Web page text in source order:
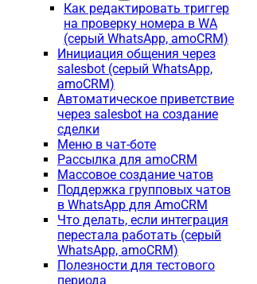
Как редактировать триггер
на проверку номера в WA
(серый WhatsApp, amoCRM)
Инициация общения через
salesbot (серый WhatsApp,
amoCRM)
Автоматическое приветствие
через salesbot на создание
сделки
Меню в чат-боте
Рассылка для amoCRM
Массовое создание чатов
Поддержка групповых чатов
в WhatsApp для AmoCRM
Что делать, если интеграция
перестала работать (серый
WhatsApp, amoCRM)
Полезности для тестового
периода